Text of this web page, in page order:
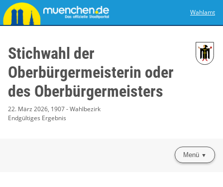
Wahlamt
Stichwahl der
Oberbürgermeisterin oder
des Oberbürgermeisters
22. März 2026, 1907 - Wahlbezirk
Endgültiges Ergebnis
Menü